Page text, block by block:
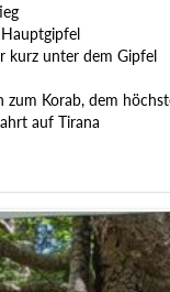
kurz unter dem Gipfel
zum Korab, dem
auf Tirana